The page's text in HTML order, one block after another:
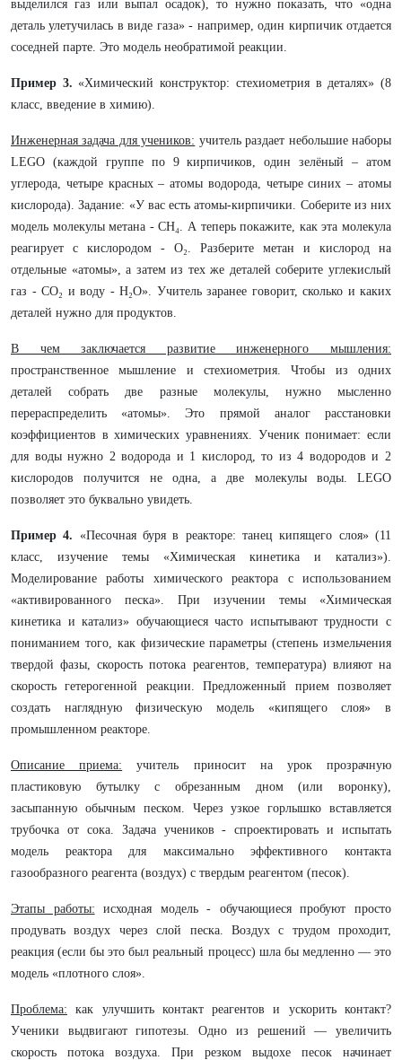
выделился газ или выпал осадок), то нужно показать, что «одна
деталь улетучилась в виде газа» - например, один кирпичик отдается
соседней парте. Это модель необратимой реакции.
Пример 3. «Химический конструктор: стехиометрия в деталях» (8
класс, введение в химию).
Инженерная задача для учеников: учитель раздает небольшие наборы
LEGO (каждой группе по 9 кирпичиков, один зелёный – атом
углерода, четыре красных – атомы водорода, четыре синих – атомы
кислорода). Задание: «У вас есть атомы-кирпичики. Соберите из них
модель молекулы метана - CH₄. А теперь покажите, как эта молекула
реагирует с кислородом - O₂. Разберите метан и кислород на
отдельные «атомы», а затем из тех же деталей соберите углекислый
газ - CO₂ и воду - H₂O». Учитель заранее говорит, сколько и каких
деталей нужно для продуктов.
В чем заключается развитие инженерного мышления:
пространственное мышление и стехиометрия. Чтобы из одних
деталей собрать две разные молекулы, нужно мысленно
перераспределить «атомы». Это прямой аналог расстановки
коэффициентов в химических уравнениях. Ученик понимает: если
для воды нужно 2 водорода и 1 кислород, то из 4 водородов и 2
кислородов получится не одна, а две молекулы воды. LEGO
позволяет это буквально увидеть.
Пример 4. «Песочная буря в реакторе: танец кипящего слоя» (11
класс, изучение темы «Химическая кинетика и катализ»).
Моделирование работы химического реактора с использованием
«активированного песка». При изучении темы «Химическая
кинетика и катализ» обучающиеся часто испытывают трудности с
пониманием того, как физические параметры (степень измельчения
твердой фазы, скорость потока реагентов, температура) влияют на
скорость гетерогенной реакции. Предложенный прием позволяет
создать наглядную физическую модель «кипящего слоя» в
промышленном реакторе.
Описание приема: учитель приносит на урок прозрачную
пластиковую бутылку с обрезанным дном (или воронку),
засыпанную обычным песком. Через узкое горлышко вставляется
трубочка от сока. Задача учеников - спроектировать и испытать
модель реактора для максимально эффективного контакта
газообразного реагента (воздух) с твердым реагентом (песок).
Этапы работы: исходная модель - обучающиеся пробуют просто
продувать воздух через слой песка. Воздух с трудом проходит,
реакция (если бы это был реальный процесс) шла бы медленно — это
модель «плотного слоя».
Проблема: как улучшить контакт реагентов и ускорить контакт?
Ученики выдвигают гипотезы. Одно из решений — увеличить
скорость потока воздуха. При резком выдохе песок начинает